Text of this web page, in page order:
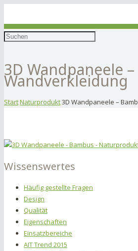
3D Wandpaneele
Wandverkleidung
StartNaturprodukt3D Wandpaneele –
Wissenswertes
Häufig gestellte Fragen
Design
Qualität
Eigenschaften
Einsatzbereiche
AIT Trend 2015